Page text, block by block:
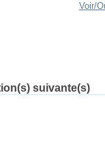
Voir/
suivante(s)